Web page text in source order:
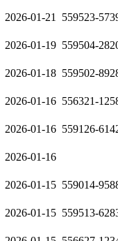
2026-01-21 559523-
2026-01-19 559504-
2026-01-18 559502-
2026-01-16 556321-
2026-01-16 559126-
2026-01-16
2026-01-15 559014-
2026-01-15 559513-